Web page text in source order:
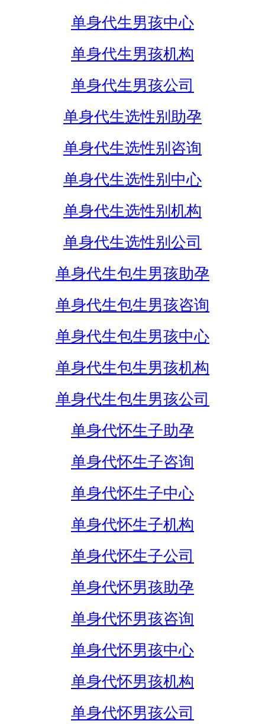
单身代生男孩中心
单身代生男孩机构
单身代生男孩公司
单身代生选性别助孕
单身代生选性别咨询
单身代生选性别中心
单身代生选性别机构
单身代生选性别公司
单身代生包生男孩助孕
单身代生包生男孩咨询
单身代生包生男孩中心
单身代生包生男孩机构
单身代生包生男孩公司
单身代怀生子助孕
单身代怀生子咨询
单身代怀生子中心
单身代怀生子机构
单身代怀生子公司
单身代怀男孩助孕
单身代怀男孩咨询
单身代怀男孩中心
单身代怀男孩机构
单身代怀男孩公司